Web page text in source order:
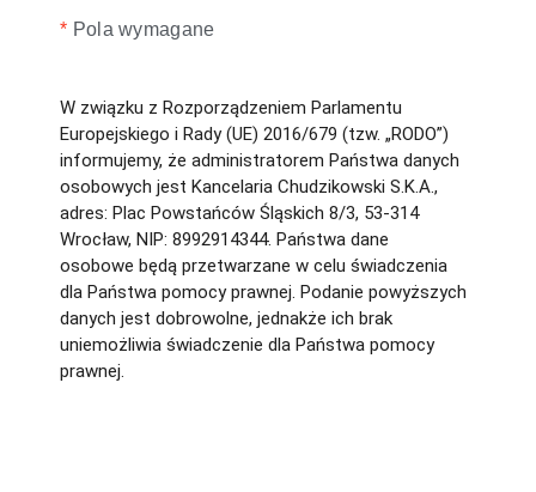
* Pola wymagane
W związku z Rozporządzeniem Parlamentu
Europejskiego i Rady (UE) 2016/679 (tzw. „RODO”)
informujemy, że administratorem Państwa danych
osobowych jest Kancelaria Chudzikowski S.K.A.,
adres: Plac Powstańców Śląskich 8/3, 53-314
Wrocław, NIP: 8992914344. Państwa dane
osobowe będą przetwarzane w celu świadczenia
dla Państwa pomocy prawnej. Podanie powyższych
danych jest dobrowolne, jednakże ich brak
uniemożliwia świadczenie dla Państwa pomocy
prawnej.